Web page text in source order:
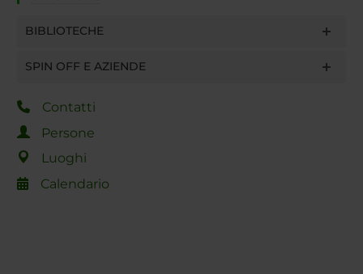
BIBLIOTECHE
SPIN OFF E AZIENDE
Contatti
Persone
Luoghi
Calendario